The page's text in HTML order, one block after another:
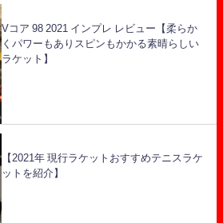
Vコア 98 2021 インプレ レビュー【柔らか
くパワーもありスピンもかかる素晴らしい
ラケット】
【2021年 現行ラケットおすすめテニスラケ
ットを紹介】